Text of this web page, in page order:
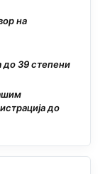
на
до 39 степени
до